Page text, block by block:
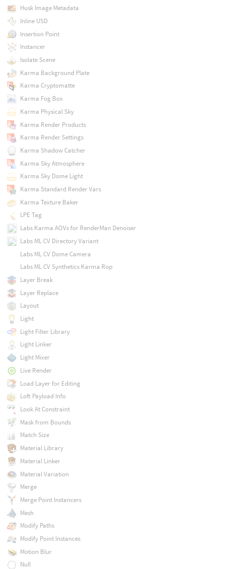
Husk Image Metadata
Inline USD
Insertion Point
Instancer
Isolate Scene
Karma Background Plate
Karma Cryptomatte
Karma Fog Box
Karma Physical Sky
Karma Render Products
Karma Render Settings
Karma Shadow Catcher
Karma Sky Atmosphere
Karma Sky Dome Light
Karma Standard Render Vars
Karma Texture Baker
LPE Tag
Labs Karma AOVs for RenderMan Denoiser
Labs ML CV Directory Variant
Labs ML CV Dome Camera
Labs ML CV Synthetics Karma Rop
Layer Break
Layer Replace
Layout
Light
Light Filter Library
Light Linker
Light Mixer
Live Render
Load Layer for Editing
Loft Payload Info
Look At Constraint
Mask from Bounds
Match Size
Material Library
Material Linker
Material Variation
Merge
Merge Point Instancers
Mesh
Modify Paths
Modify Point Instances
Motion Blur
Null